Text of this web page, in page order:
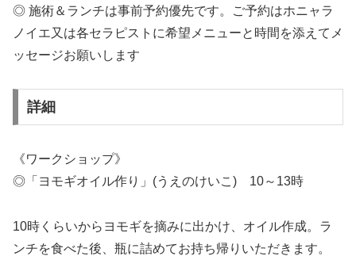
◎ 施術＆ランチは事前予約優先です。ご予約はホニャラ
ノイエ又は各セラピストに希望メニューと時間を添えてメ
ッセージお願いします
詳細
《ワークショップ》
◎「ヨモギオイル作り」(うえのけいこ) 10～13時
10時くらいからヨモギを摘みに出かけ、オイル作成。ラ
ンチを食べた後、瓶に詰めてお持ち帰りいただきます。